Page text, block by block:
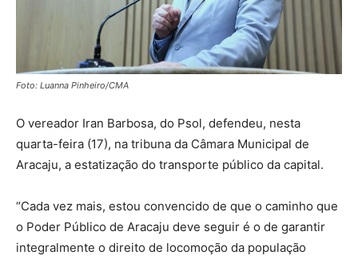
Foto: Luanna Pinheiro/CMA
O vereador Iran Barbosa, do Psol, defendeu, nesta
quarta-feira (17), na tribuna da Câmara Municipal de
Aracaju, a estatização do transporte público da capital.
“Cada vez mais, estou convencido de que o caminho que
o Poder Público de Aracaju deve seguir é o de garantir
integralmente o direito de locomoção da população